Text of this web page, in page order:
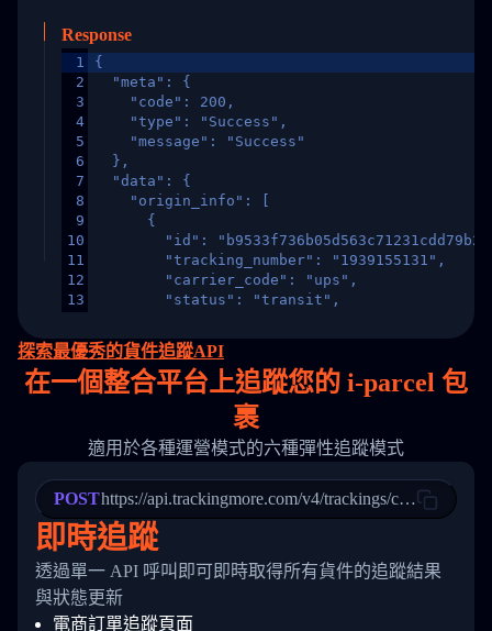
Response
1
2
3
4
5
6
7
8
9
10
11
12
13
15
16
17
18
22
23
24
25
27
28
29
{
  "meta": {
    "code": 200,
    "type": "Success",
    "message": "Success"
  },
  "data": {
    "origin_info": [
      {
"id":
        "tracking_number": "1939155131",
        "carrier_code": "ups",
        "status": "transit",
"destination_country": "United
        "itemTimeLength": 2,
        "weblink": "",
        "phone": null,
        "trackinfo": [
          {
            "Date": "2017-03-08 04: 22: 00",
"StatusDescription": "Departed
"Details": "Departed Facility
          },
          {
            "Date": "2017-03-06 15:28:00",
"StatusDescription": "Shipment
"Details": "BEIJING-
          }
探索最優秀的貨件追蹤API
在一個整合平台上追蹤您的 i-parcel 包
裹
適用於各種運營模式的六種彈性追蹤模式
POSThttps://api.trackingmore.com/v4/trackings/create
即時追蹤
透過單一 API 呼叫即可即時取得所有貨件的追蹤結果
與狀態更新
電商訂單追蹤頁面